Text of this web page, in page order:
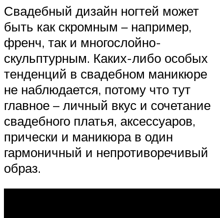
Свадебный дизайн ногтей может
быть как скромным – например,
френч, так и многослойно-
скульптурным. Каких-либо особых
тенденций в свадебном маникюре
не наблюдается, потому что тут
главное – личный вкус и сочетание
свадебного платья, аксессуаров,
прически и маникюра в один
гармоничный и непротиворечивый
образ.